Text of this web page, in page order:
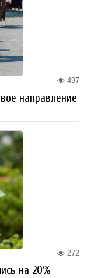
497
направление
272
на 20%